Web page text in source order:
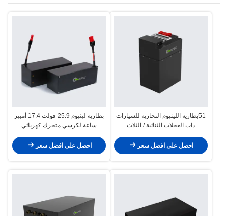
51بطارية الليثيوم التجارية للسيارات
ذات العجلات الثنائية / الثلاث
احصل على افضل سعر
بطارية ليثيوم 25.9 فولت 17.4 أمبير
ساعة لكرسي متحرك كهربائي
احصل على افضل سعر